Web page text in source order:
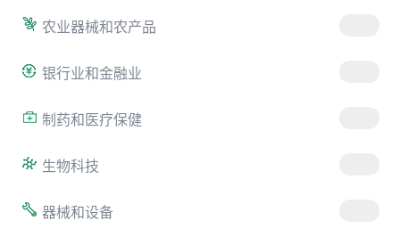
农业器械和农产品
银行业和金融业
制药和医疗保健
生物科技
器械和设备